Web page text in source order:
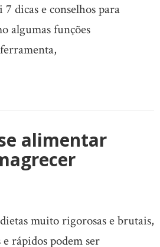
dicas e conselhos para
algumas funções
alimentar
muito rigorosas e brutais,
rápidos podem ser